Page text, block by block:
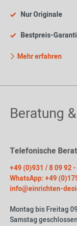
Nur Originale
Bestpreis-
Mehr erfahren
Beratung
Telefonische
+49 (0)931 / 8 09 92
WhatsApp: +49
info@einrichten-
Montag bis Freitag
Samstag geschlossen